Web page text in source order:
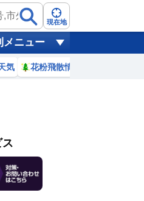
現在地
メニュー
気 花粉飛散情報